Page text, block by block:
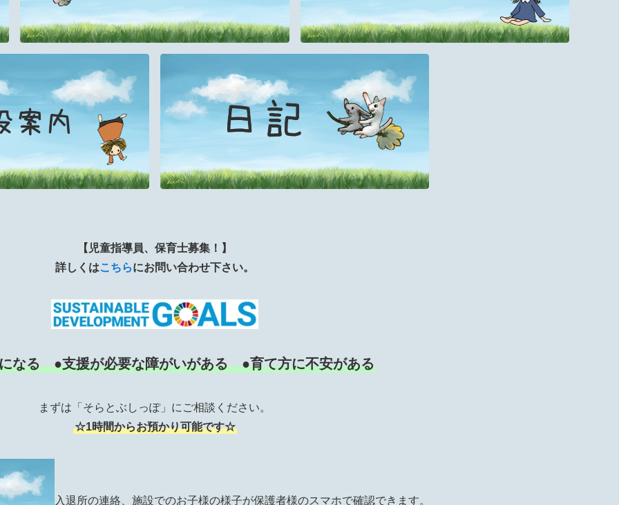
【児童指導員、保育士募集！】
詳しくはこちらにお問い合わせ下さい。
なる ●支援が必要な障がいがある ●育て方に不安がある
まずは「そらとぶしっぽ」にご相談ください。
☆1時間からお預かり可能です☆
入退所の連絡、施設でのお子様の様子が保護者様のスマホで確認できます。